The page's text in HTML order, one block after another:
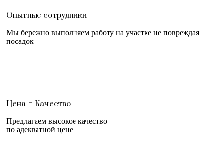
Опытные сотрудники
Мы бережно выполняем работу на участке не повреждая
посадок
Цена = Качество
Предлагаем высокое качество
по адекватной цене